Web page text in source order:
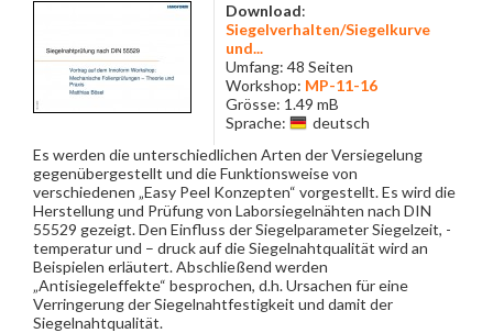
Download:
Siegelverhalten/Siegelkurve
und...
Umfang: 48 Seiten
Workshop: MP-11-16
Grösse: 1.49 mB
Sprache:
deutsch
Es werden die unterschiedlichen Arten der Versiegelung
gegenübergestellt und die Funktionsweise von
verschiedenen „Easy Peel Konzepten“ vorgestellt. Es wird die
Herstellung und Prüfung von Laborsiegelnähten nach DIN
55529 gezeigt. Den Einfluss der Siegelparameter Siegelzeit, -
temperatur und – druck auf die Siegelnahtqualität wird an
Beispielen erläutert. Abschließend werden
„Antisiegeleffekte“ besprochen, d.h. Ursachen für eine
Verringerung der Siegelnahtfestigkeit und damit der
Siegelnahtqualität.